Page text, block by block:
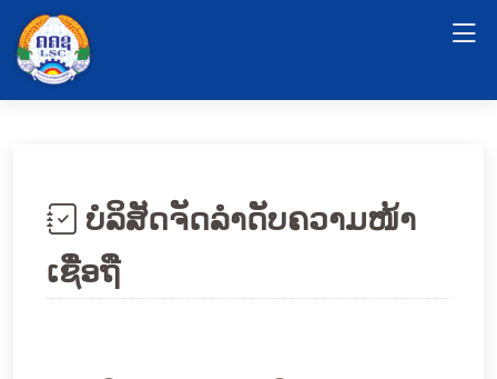
ບໍລິສັດຈັດລໍາດັບຄວາມໜ້າ
ເຊື່ອຖື